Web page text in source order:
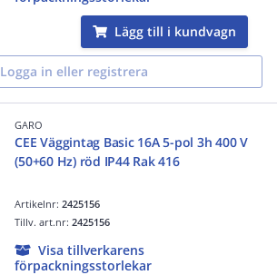
Lägg till i kundvagn
Logga in eller registrera
GARO
CEE Väggintag Basic 16A 5-pol 3h 400 V
(50+60 Hz) röd IP44 Rak 416
Artikelnr:2425156
Tillv. art.nr:2425156
Visa tillverkarens
förpackningsstorlekar